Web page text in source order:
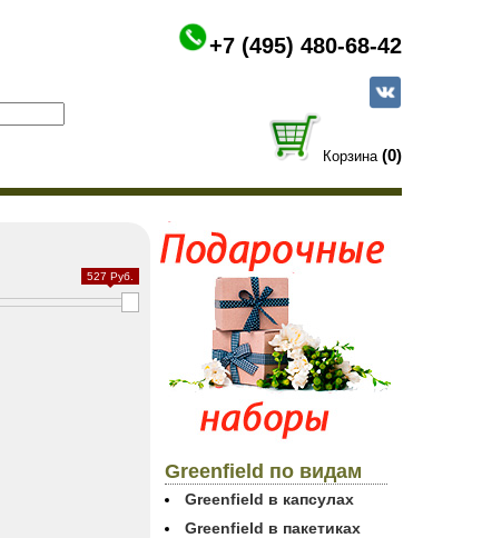
+7 (495) 480-68-42
Корзина (0)
527 Руб.
Greenfield по видам
Greenfield в капсулах
Greenfield в пакетиках